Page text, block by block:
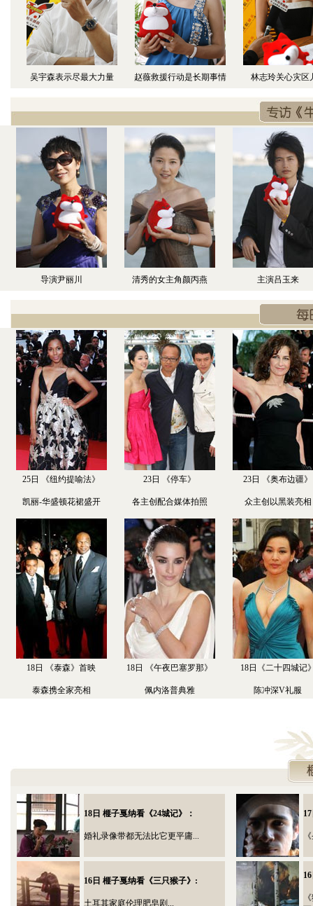
吴宇森表示尽最大力量 赵薇救援行动是长期事情 林志玲关心灾区
导演尹丽川 清秀的女主角颜丙燕 主演吕玉来
25日 《纽约提喻法》
凯丽-华盛顿花裙盛开
23日 《停车》
各主创配合媒体拍照
23日 《奥布边疆》
众主创以黑装亮相
18日 《泰森》首映
泰森携全家亮相
18日 《午夜巴塞罗那》
佩内洛普典雅
18日《二十四城记
陈冲深V礼服
18日 榧子戛纳看《24城记》：
婚礼录像带都无法比它更平庸...
16日 榧子戛纳看《三只猴子》:
土耳其家庭伦理肥皂剧...